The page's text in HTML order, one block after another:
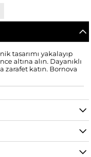
tasarımı yakalayıp
altına alın. Dayanıklı
zarafet katın. Bornova